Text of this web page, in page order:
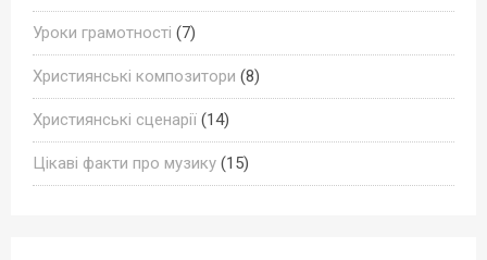
Уроки грамотності (7)
Християнські композитори (8)
Християнські сценарії (14)
Цікаві факти про музику (15)